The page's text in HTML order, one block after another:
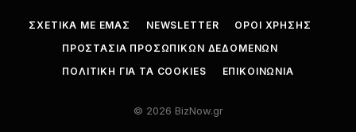
ΣΧΕΤΙΚΑ ΜΕ ΕΜΑΣ NEWSLETTER
ΟΡΟΙ ΧΡΗΣΗΣ
ΠΡΟΣΤΑΣΙΑ ΠΡΟΣΩΠΙΚΩΝ ΔΕΔΟΜΕΝΩΝ
ΠΟΛΙΤΙΚΗ ΓΙΑ ΤΑ COOKIES
ΕΠΙΚΟΙΝΩΝΙΑ
© 2026 BizNow.gr